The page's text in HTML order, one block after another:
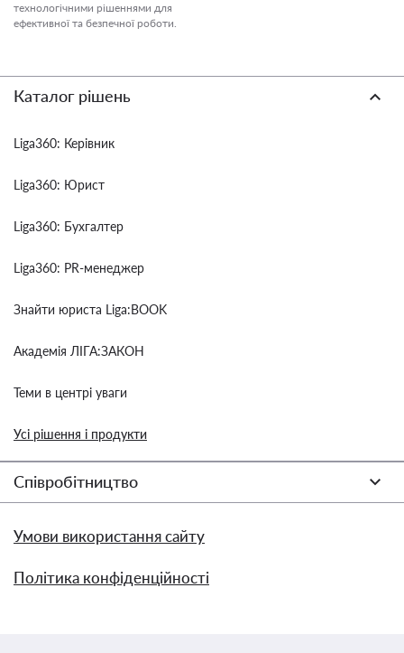
технологічними рішеннями для
ефективної та безпечної роботи.
Каталог рішень
Liga360: Керівник
Liga360: Юрист
Liga360: Бухгалтер
Liga360: PR-менеджер
Знайти юриста Liga:BOOK
Академія ЛІГА:ЗАКОН
Теми в центрі уваги
Усі рішення і продукти
Співробітництво
Умови використання сайту
Політика конфіденційності